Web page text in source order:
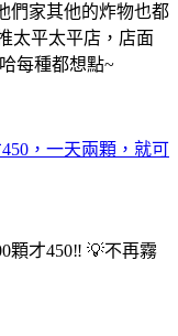
們家其他的炸物也都
太平太平店，店面
每種都想點~
，一天兩顆，就可
才450‼️ 💡不再霧